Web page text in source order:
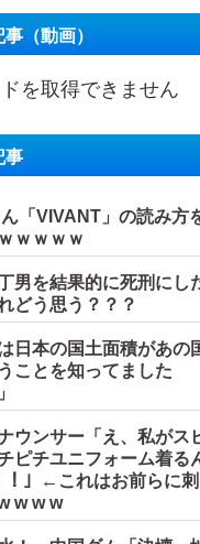
で脅した結果←声優
ｗｗ
（動画）
を取得できません
事
「VIVANT」の読み方
ｗｗｗｗ
男を結果的に死刑にし
どう思う？？？
日本の国土面積があの
ことを知ってました
ウンサー「え、私がス
ピチユニフォーム着る
」←これはお前らに
w w w